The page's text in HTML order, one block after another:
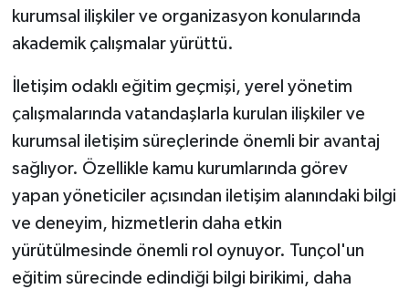
kurumsal ilişkiler ve organizasyon konularında
akademik çalışmalar yürüttü.
İletişim odaklı eğitim geçmişi, yerel yönetim
çalışmalarında vatandaşlarla kurulan ilişkiler ve
kurumsal iletişim süreçlerinde önemli bir avantaj
sağlıyor. Özellikle kamu kurumlarında görev
yapan yöneticiler açısından iletişim alanındaki bilgi
ve deneyim, hizmetlerin daha etkin
yürütülmesinde önemli rol oynuyor. Tunçol'un
eğitim sürecinde edindiği bilgi birikimi, daha